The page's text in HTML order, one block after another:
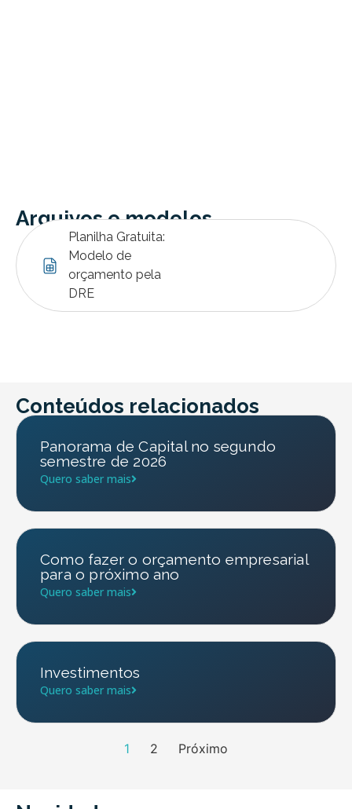
Arquivos e modelos
Planilha Gratuita:
Modelo de
orçamento pela
DRE
Conteúdos relacionados
Panorama de Capital no segundo
semestre de 2026
Quero saber mais
Como fazer o orçamento empresarial
para o próximo ano
Quero saber mais
Investimentos
Quero saber mais
1 2 Próximo